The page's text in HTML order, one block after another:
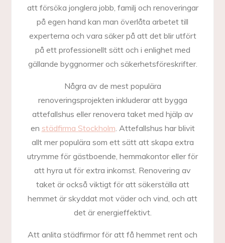
att försöka jonglera jobb, familj och renoveringar
på egen hand kan man överlåta arbetet till
experterna och vara säker på att det blir utfört
på ett professionellt sätt och i enlighet med
gällande byggnormer och säkerhetsföreskrifter.
Några av de mest populära
renoveringsprojekten inkluderar att bygga
attefallshus eller renovera taket med hjälp av
en städfirma Stockholm. Attefallshus har blivit
allt mer populära som ett sätt att skapa extra
utrymme för gästboende, hemmakontor eller för
att hyra ut för extra inkomst. Renovering av
taket är också viktigt för att säkerställa att
hemmet är skyddat mot väder och vind, och att
det är energieffektivt.
Att anlita städfirmor för att få hemmet rent och